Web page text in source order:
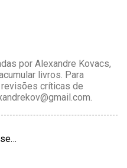
por Alexandre Kovacs,
livros. Para
críticas de